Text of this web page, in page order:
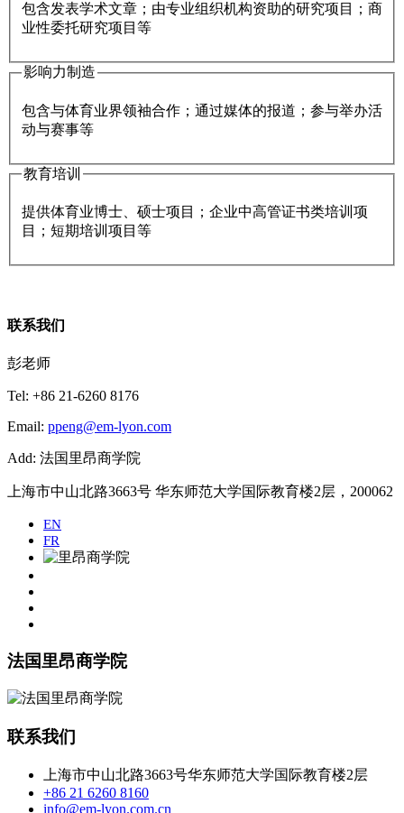
包含发表学术文章；由专业组织机构资助的研究项目；商
业性委托研究项目等
影响力制造
包含与体育业界领袖合作；通过媒体的报道；参与举办活
动与赛事等
教育培训
提供体育业博士、硕士项目；企业中高管证书类培训项
目；短期培训项目等
联系我们
彭老师
Tel: +86 21-6260 8176
Email: ppeng@em-lyon.com
Add: 法国里昂商学院
上海市中山北路3663号 华东师范大学国际教育楼2层，200062
EN
FR
法国里昂商学院
联系我们
上海市中山北路3663号华东师范大学国际教育楼2层
+86 21 6260 8160
info@em-lyon.com.cn